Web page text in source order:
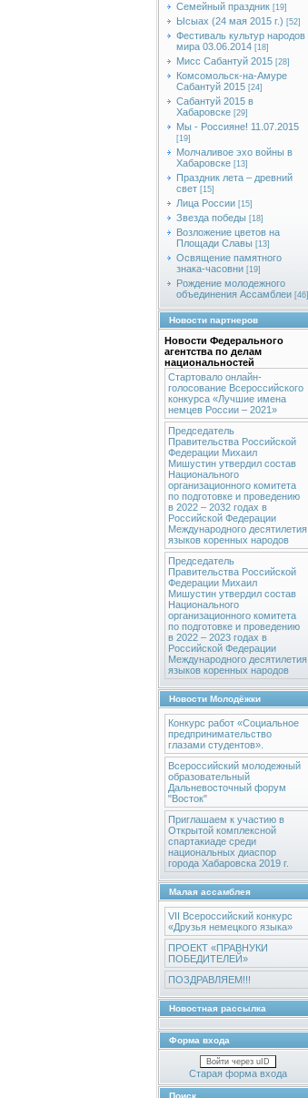
Семейный праздник [19]
Ысыах (24 мая 2015 г.) [52]
Фестиваль культур народов
мира 03.06.2014 [18]
Мисс Сабантуй 2015 [28]
Комсомольск-на-Амуре
Сабантуй 2015 [24]
Сабантуй 2015 в
Хабаровске [29]
Мы - Россияне! 11.07.2015
[19]
Молчаливое эхо войны в
Хабаровске [13]
Праздник лета – древний
свет [15]
Лица России [15]
Звезда победы [18]
Возложение цветов на
Площади Славы [13]
Освящение памятного
знака-часовни [19]
Рождение молодежного
объединения Ассамблеи [46]
Новости партнеров
Новости Федерального
агентства по делам
национальностей
Стартовало онлайн-
голосование Всероссийского
конкурса «Лучшие имена
немцев России – 2021»
Председатель
Правительства Российской
Федерации Михаил
Мишустин утвердил состав
Национального
организационного комитета
по подготовке и проведению
в 2022 – 2032 годах в
Российской Федерации
Международного десятилетия
языков коренных народов
Председатель
Правительства Российской
Федерации Михаил
Мишустин утвердил состав
Национального
организационного комитета
по подготовке и проведению
в 2022 – 2023 годах в
Российской Федерации
Международного десятилетия
языков коренных народов
Новости Молодёжки
Конкурс работ «Социальное
предпринимательство
глазами студентов».
Всероссийский молодежный
образовательный
Дальневосточный форум
"Восток"
Приглашаем к участию в
Открытой комплексной
спартакиаде среди
национальных диаспор
города Хабаровска 2019 г.
Малая ассамблея
VII Всероссийский конкурс
«Друзья немецкого языка»
ПРОЕКТ «ПРАВНУКИ
ПОБЕДИТЕЛЕЙ»
ПОЗДРАВЛЯЕМ!!!
Новостная рассылка
Форма входа
Войти через uID
Старая форма входа
Поиск